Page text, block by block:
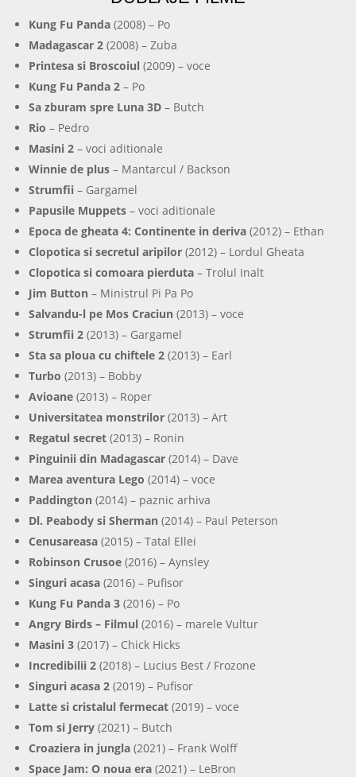
Kung Fu Panda (2008) – Po
Madagascar 2 (2008) – Zuba
Printesa si Broscoiul (2009) – voce
Kung Fu Panda 2 – Po
Sa zburam spre Luna 3D – Butch
Rio – Pedro
Masini 2 – voci aditionale
Winnie de plus – Mantarcul / Backson
Strumfii – Gargamel
Papusile Muppets – voci aditionale
Epoca de gheata 4: Continente in deriva (2012) – Ethan
Clopotica si secretul aripilor (2012) – Lordul Gheata
Clopotica si comoara pierduta – Trolul Inalt
Jim Button – Ministrul Pi Pa Po
Salvandu-l pe Mos Craciun (2013) – voce
Strumfii 2 (2013) – Gargamel
Sta sa ploua cu chiftele 2 (2013) – Earl
Turbo (2013) – Bobby
Avioane (2013) – Roper
Universitatea monstrilor (2013) – Art
Regatul secret (2013) – Ronin
Pinguinii din Madagascar (2014) – Dave
Marea aventura Lego (2014) – voce
Paddington (2014) – paznic arhiva
Dl. Peabody si Sherman (2014) – Paul Peterson
Cenusareasa (2015) – Tatal Ellei
Robinson Crusoe (2016) – Aynsley
Singuri acasa (2016) – Pufisor
Kung Fu Panda 3 (2016) – Po
Angry Birds – Filmul (2016) – marele Vultur
Masini 3 (2017) – Chick Hicks
Incredibilii 2 (2018) – Lucius Best / Frozone
Singuri acasa 2 (2019) – Pufisor
Latte si cristalul fermecat (2019) – voce
Tom si Jerry (2021) – Butch
Croaziera in jungla (2021) – Frank Wolff
Space Jam: O noua era (2021) – LeBron